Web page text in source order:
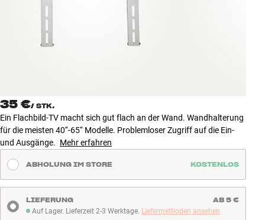
INSPIRATION
ANGEBOTE
Store Finden
Kundendienst
Anmelden
Kundendienst
Bauen mit Klang
35 €/ STK.
Ein Flachbild-TV macht sich gut flach an der Wand. Wandhalterung
für die meisten 40‘‘-65‘‘ Modelle. Problemloser Zugriff auf die Ein-
und Ausgänge. Mehr erfahren
ABHOLUNG IM STORE KOSTENLOS
Auf Lager. Lieferzeit 2-3 Werktage
Auf Lager. Lieferzeit 2-3 Werktage. Liefermethoden ansehen
LIEFERUNG AB 5 €